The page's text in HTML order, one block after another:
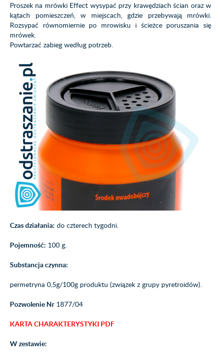
Proszek na mrówki Effect wysypać przy krawędziach ścian oraz w
kątach pomieszczeń, w miejscach, gdzie przebywają mrówki.
Rozsypać równomiernie po mrowisku i ścieżce poruszania się
mrówek.
Powtarzać zabieg według potrzeb.
Czas działania: do czterech tygodni.
Pojemność: 100 g.
Substancja czynna:
permetryna 0,5g/100g produktu (związek z grupy pyretroidów).
Pozwolenie Nr1877/04
KARTA CHARAKTERYSTYKI PDF
W zestawie: